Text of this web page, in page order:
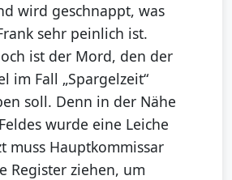
wird geschnappt, was
sehr peinlich ist.
ist der Mord, den der
im Fall „Spargelzeit“
soll. Denn in der Nähe
wurde eine Leiche
muss Hauptkommissar
Register ziehen, um